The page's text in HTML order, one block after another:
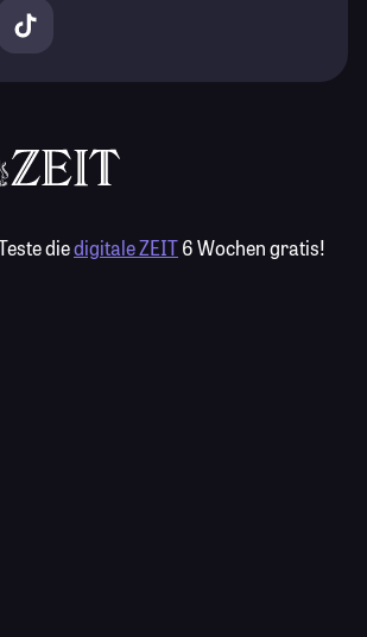
diedigitale ZEIT6 Wochen gratis!